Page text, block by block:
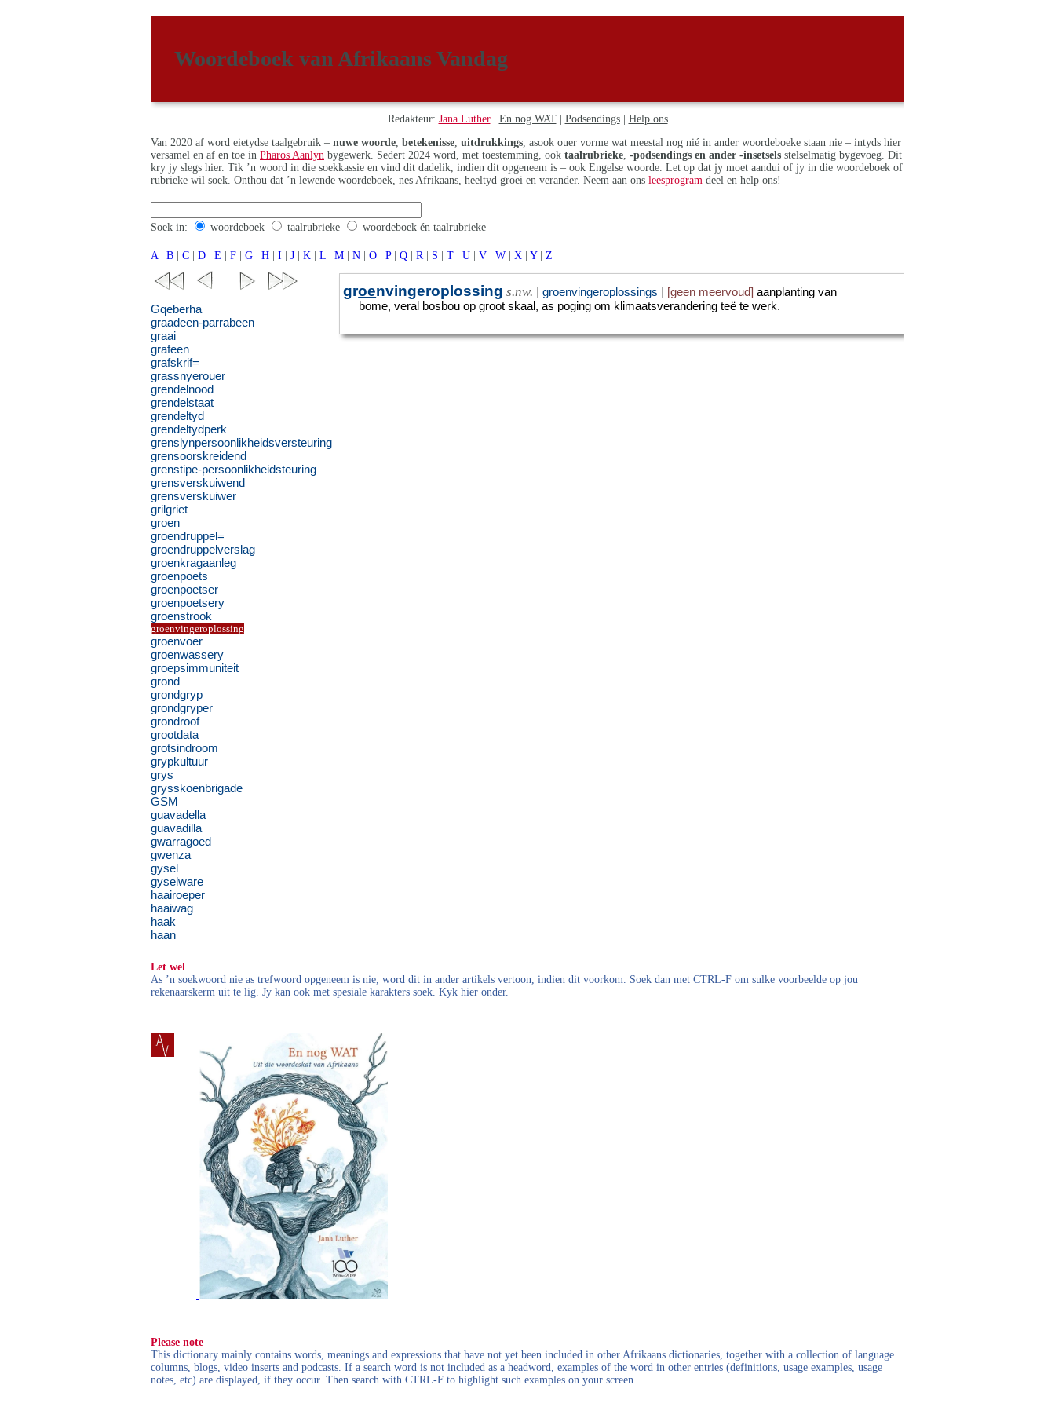
Woordeboek van Afrikaans Vandag
Redakteur: Jana Luther| En nog WAT| Podsendings| Help ons
Van 2020 af word eietydse taalgebruik – nuwe woorde betekenisse uitdrukkings , asook ouer vorme wat meestal nog nié in ander woordeboeke staan nie – intyds hier
versamel en af en toe in Pharos Aanlyn bygewerk. Sedert 2024 word, met toestemming, ook taalrubrieke -podsendings en ander -insetsels stelselmatig bygevoeg. Dit
kry jy slegs hier. Tik ’n woord in die soekkassie en vind dit dadelik, indien dit opgeneem is – ook Engelse woorde. Let op dat jy moet aandui of jy in die woordeboek of
rubrieke wil soek. Onthou dat ’n lewende woordeboek, nes Afrikaans, heeltyd groei en verander. Neem aan ons leesprogram deel en help ons!
Soek in: woordeboek taalrubrieke woordeboek én taalrubrieke
A | B | C | D | E | F | G | H | I | J | K | L | M | N | O | P | Q | R | S | T | U | V | W | X | Y | Z
groenvingeroplossing s.nw. |groenvingeroplossings | [geen meervoud] aanplanting van
bome, veral bosbou op groot skaal, as poging om klimaatsverandering teë te werk.
Gqeberha
graadeen-parrabeen
graai
grafeen
grafskrif=
grassnyerouer
grendelnood
grendelstaat
grendeltyd
grendeltydperk
grenslynpersoonlikheidsversteuring
grensoorskreidend
grenstipe-persoonlikheidsteuring
grensverskuiwend
grensverskuiwer
grilgriet
groen
groendruppel=
groendruppelverslag
groenkragaanleg
groenpoets
groenpoetser
groenpoetsery
groenstrook
groenvingeroplossing
groenvoer
groenwassery
groepsimmuniteit
grond
grondgryp
grondgryper
grondroof
grootdata
grotsindroom
grypkultuur
grys
grysskoenbrigade
GSM
guavadella
guavadilla
gwarragoed
gwenza
gysel
gyselware
haairoeper
haaiwag
haak
haan
Let wel
As ’n soekwoord nie as trefwoord opgeneem is nie, word dit in ander artikels vertoon, indien dit voorkom. Soek dan met CTRL-F om sulke voorbeelde op jou
rekenaarskerm uit te lig. Jy kan ook met spesiale karakters soek. Kyk hier onder.
Please note
This dictionary mainly contains words, meanings and expressions that have not yet been included in other Afrikaans dictionaries, together with a collection of language
columns, blogs, video inserts and podcasts. If a search word is not included as a headword, examples of the word in other entries (definitions, usage examples, usage
notes, etc) are displayed, if they occur. Then search with CTRL-F to highlight such examples on your screen.